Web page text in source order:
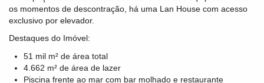
os momentos de descontração, há uma Lan House com acesso
exclusivo por elevador.
Destaques do Imóvel:
51 mil m² de área total
4.662 m² de área de lazer
Piscina frente ao mar com bar molhado e restaurante